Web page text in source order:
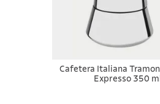
Cafetera Italiana
Expresso 350 ml